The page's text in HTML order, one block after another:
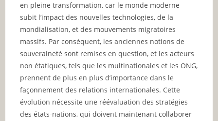
en pleine transformation, car le monde moderne
subit l’impact des nouvelles technologies, de la
mondialisation, et des mouvements migratoires
massifs. Par conséquent, les anciennes notions de
souveraineté sont remises en question, et les acteurs
non étatiques, tels que les multinationales et les ONG,
prennent de plus en plus d’importance dans le
façonnement des relations internationales. Cette
évolution nécessite une réévaluation des stratégies
des états-nations, qui doivent maintenant collaborer